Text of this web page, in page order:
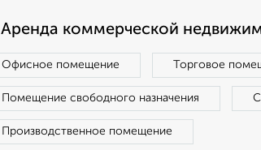
Аренда коммерческой
Офисное помещение Торговое
Помещение свободного назначения
Производственное помещение